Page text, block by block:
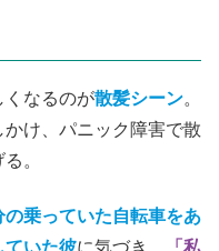
くなるのが散髪シーン。
け、パニック障害で散
。
の乗っていた自転車をあ